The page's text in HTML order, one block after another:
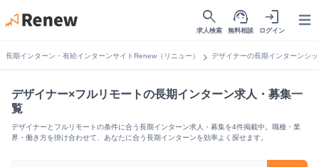
search
求人検索
support_agent
無料相談
login
ログイン
長期インターン・有給インターンサイトRenew（リニュー） chevron_right デザイナーの長期インターンシ
デザイナー×フルリモートの長期インターン求人・募集一
覧
デザイナーとフルリモートの条件に合う長期インターン求人・募集を4件掲載中。職種・業
界・働き方を掛け合わせて、あなたに合う長期インターンを効率よく探せます。